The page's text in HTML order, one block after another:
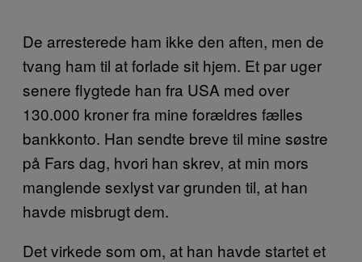
De arresterede ham ikke den aften, men de
tvang ham til at forlade sit hjem. Et par uger
senere flygtede han fra USA med over
130.000 kroner fra mine forældres fælles
bankkonto. Han sendte breve til mine søstre
på Fars dag, hvori han skrev, at min mors
manglende sexlyst var grunden til, at han
havde misbrugt dem.
Det virkede som om, at han havde startet et